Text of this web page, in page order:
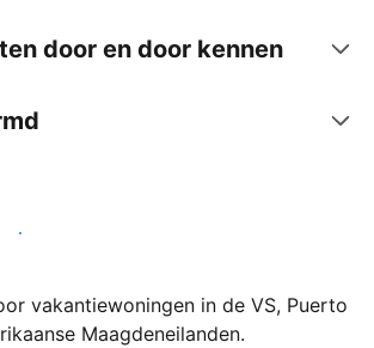
door en door kennen
nog host bij ons
vakantiewoningen in de VS, Puerto
Maagdeneilanden.